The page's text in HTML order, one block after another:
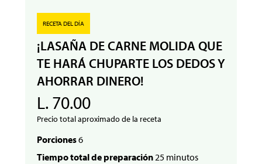
RECETA DEL DÍA
¡LASAÑA DE CARNE MOLIDA QUE
TE HARÁ CHUPARTE LOS DEDOS Y
AHORRAR DINERO!
L. 70.00
Precio total aproximado de la receta
Porciones6
Tiempo total de preparación25 minutos